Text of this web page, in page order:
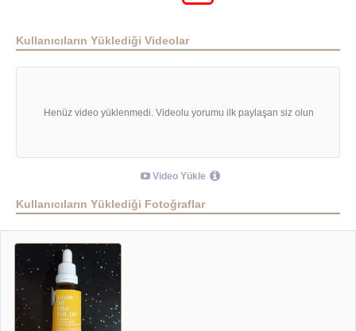
Kullanıcıların Yüklediği Videolar
Henüz video yüklenmedi. Videolu yorumu ilk paylaşan siz olun
Video Yükle
Kullanıcıların Yüklediği Fotoğraflar